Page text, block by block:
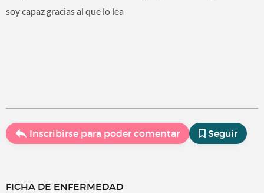
soy capaz gracias al que lo lea
Inscribirse para poder comentar Seguir
FICHA DE ENFERMEDAD